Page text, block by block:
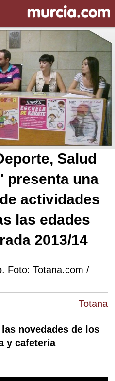
Totana
Salud
presenta una
actividades
las edades
2013/14
Foto: Totana.com /
novedades de los
y cafetería